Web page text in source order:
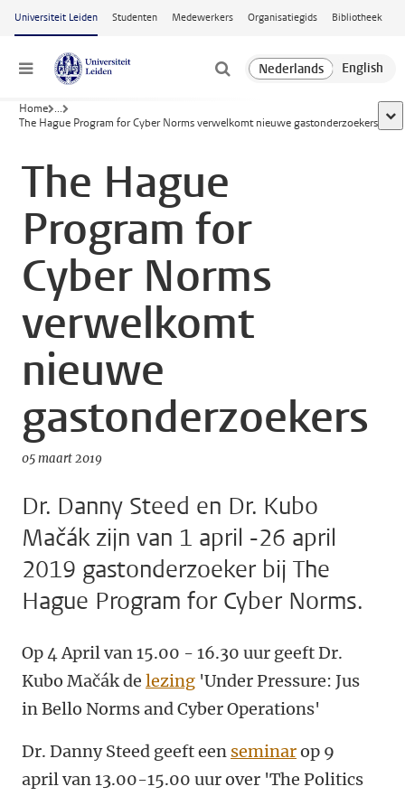
Ga naar hoofdinhoud
Universiteit Leiden Studenten Medewerkers Organisatiegids Bibliotheek
Menu
Home ...
The Hague Program for Cyber Norms verwelkomt nieuwe gastonderzoekers
The Hague
Program for
Cyber Norms
verwelkomt
nieuwe
gastonderzoekers
05 maart 2019
Dr. Danny Steed en Dr. Kubo
Mačák zijn van 1 april -26 april
2019 gastonderzoeker bij The
Hague Program for Cyber Norms.
Op 4 April van 15.00 - 16.30 uur geeft Dr.
Kubo Mačák de lezing 'Under Pressure: Jus
in Bello Norms and Cyber Operations'
Dr. Danny Steed geeft een seminarop 9
april van 13.00-15.00 uur over 'The Politics